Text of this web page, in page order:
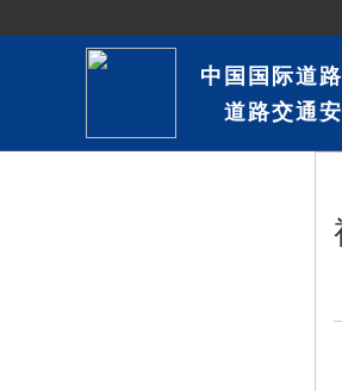
中国国际道
道路交通